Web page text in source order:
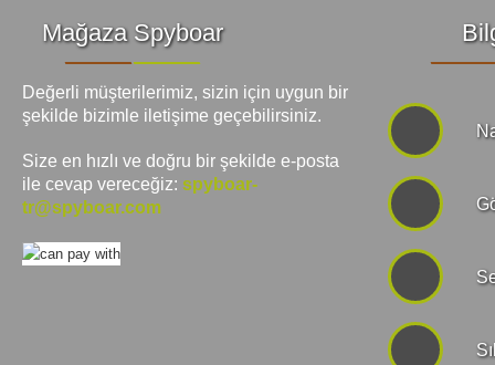
Mağaza Spyboar
Değerli müşterilerimiz, sizin için uygun bir
şekilde bizimle iletişime geçebilirsiniz.
Size en hızlı ve doğru bir şekilde e-posta
ile cevap vereceğiz: spyboar-
tr@spyboar.com